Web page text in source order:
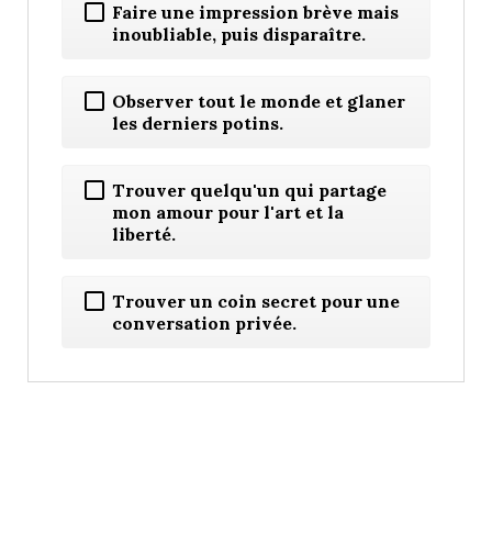
Faire une impression brève mais
inoubliable, puis disparaître.
Observer tout le monde et glaner
les derniers potins.
Trouver quelqu'un qui partage
mon amour pour l'art et la
liberté.
Trouver un coin secret pour une
conversation privée.